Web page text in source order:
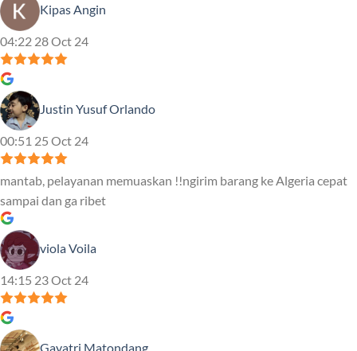
Kipas Angin
04:22 28 Oct 24
Justin Yusuf Orlando
00:51 25 Oct 24
mantab, pelayanan memuaskan !!ngirim barang ke Algeria cepat
sampai dan ga ribet
viola Voila
14:15 23 Oct 24
Gayatri Matondang